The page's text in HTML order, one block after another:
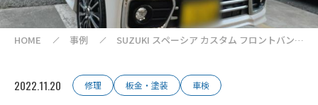
HOME 事例
SUZUKI スペーシア カスタム フロントバンパ
2022.11.20 修理 板金・塗装 車検